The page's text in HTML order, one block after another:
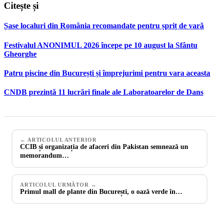
Citește și
Șase localuri din România recomandate pentru șpriț de vară
Festivalul ANONIMUL 2026 începe pe 10 august la Sfântu
Gheorghe
Patru piscine din București și împrejurimi pentru vara aceasta
CNDB prezintă 11 lucrări finale ale Laboratoarelor de Dans
← ARTICOLUL ANTERIOR
CCIB și organizația de afaceri din Pakistan semnează un
memorandum…
ARTICOLUL URMĂTOR →
Primul mall de plante din București, o oază verde în…